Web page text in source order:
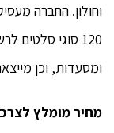
וחולון. החברה
120 סוגי סלטים
ומסעדות, וכן
מחיר מומלץ